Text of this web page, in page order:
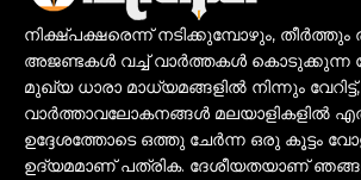
നിക്ഷ്പക്ഷരെന്ന് നടിക്കുമ്പോഴും, തീർത്തും
അജണ്ടകൾ വച്ച് വാർത്തകൾ കൊടുക്കുന്ന
മുഖ്യ ധാരാ മാധ്യമങ്ങളിൽ നിന്നും
വാർത്താവലോകനങ്ങൾ മലയാളികളിൽ
ഉദ്ദേശത്തോടെ ഒത്തു ചേർന്ന ഒരു കൂട്ടം
ഉദ്യമമാണ് പത്രിക. ദേശീയതയാണ്